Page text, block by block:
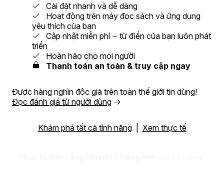
Cài đặt nhanh và dễ dàng
Hoạt động trên máy đọc sách và ứng dụng
yêu thích của bạn
Cập nhật miễn phí ‒ từ điển của bạn luôn phát
triển
Hoàn hảo cho mọi người
Thanh toán an toàn & truy cập ngay
Được hàng nghìn độc giả trên toàn thế giới tin dùng!
Đọc đánh giá từ người dùng →
Khám phá tất cả tính năng| Xem thực tế